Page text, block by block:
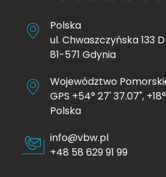
Polska
ul. Chwaszczyńska 133 D
81-571 Gdynia
Województwo
GPS +54° 27' 37.07",
Polska
info@vbw.pl
+48 58 629 91 99